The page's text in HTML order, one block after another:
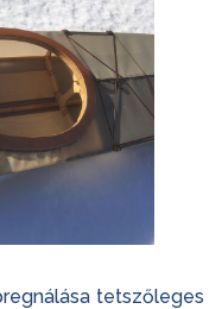
tetszőleges